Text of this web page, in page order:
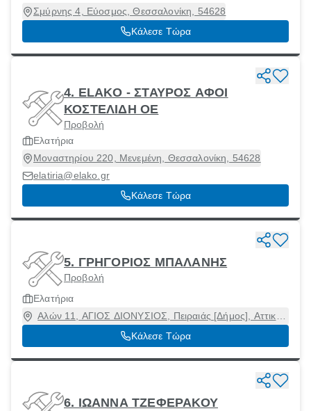
Σμύρνης 4, Εύοσμος, Θεσσαλονίκη, 54628
Κάλεσε Τώρα
4. ELAKO - ΣΤΑΥΡΟΣ ΑΦΟΙ
ΚΟΣΤΕΛΙΔΗ ΟΕ
Προβολή
Ελατήρια
Μοναστηρίου 220, Μενεμένη, Θεσσαλονίκη, 54628
elatiria@elako.gr
Κάλεσε Τώρα
5. ΓΡΗΓΟΡΙΟΣ ΜΠΑΛΑΝΗΣ
Προβολή
Ελατήρια
Αλών 11, ΑΓΙΟΣ ΔΙΟΝΥΣΙΟΣ, Πειραιάς [Δήμος], Αττική,
18540
Κάλεσε Τώρα
6. ΙΩΑΝΝΑ ΤΖΕΦΕΡΑΚΟΥ